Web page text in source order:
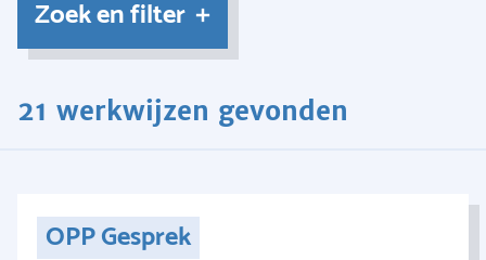
Zoek en filter
21 werkwijzen gevonden
OPP Gesprek